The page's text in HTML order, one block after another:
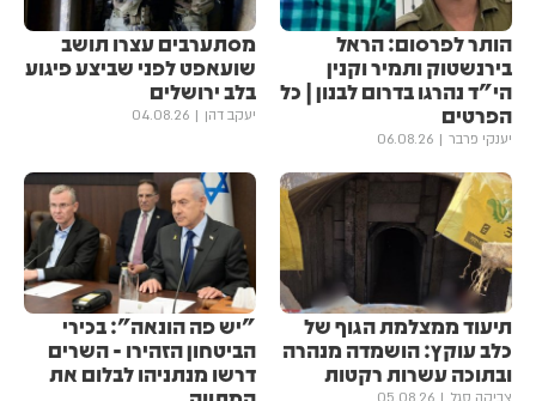
הותר לפרסום: הראל
בירנשטוק ותמיר וקנין
הי"ד נהרגו בדרום לבנון | כל
הפרטים
יענקי פרבר 06.08.26
מסתערבים עצרו תושב
שועאפט לפני שביצע פיגוע
בלב ירושלים
יעקב דהן 04.08.26
תיעוד ממצלמת הגוף של
כלב עוקץ: הושמדה מנהרה
ובתוכה עשרות רקטות
"יש פה הונאה": בכירי
הביטחון הזהירו - השרים
דרשו מנתניהו לבלום את